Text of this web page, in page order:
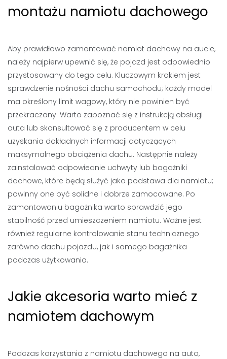
montażu namiotu dachowego
Aby prawidłowo zamontować namiot dachowy na aucie,
należy najpierw upewnić się, że pojazd jest odpowiednio
przystosowany do tego celu. Kluczowym krokiem jest
sprawdzenie nośności dachu samochodu; każdy model
ma określony limit wagowy, który nie powinien być
przekraczany. Warto zapoznać się z instrukcją obsługi
auta lub skonsultować się z producentem w celu
uzyskania dokładnych informacji dotyczących
maksymalnego obciążenia dachu. Następnie należy
zainstalować odpowiednie uchwyty lub bagażniki
dachowe, które będą służyć jako podstawa dla namiotu;
powinny one być solidne i dobrze zamocowane. Po
zamontowaniu bagażnika warto sprawdzić jego
stabilność przed umieszczeniem namiotu. Ważne jest
również regularne kontrolowanie stanu technicznego
zarówno dachu pojazdu, jak i samego bagażnika
podczas użytkowania.
Jakie akcesoria warto mieć z
namiotem dachowym
Podczas korzystania z namiotu dachowego na auto,